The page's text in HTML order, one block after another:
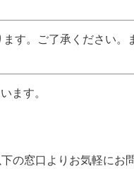
す。ご了承ください。
ます。
の窓口よりお気軽にお